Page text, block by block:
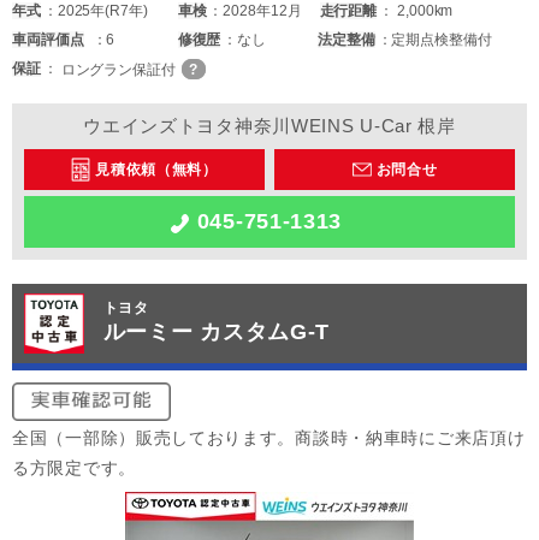
年式 2025年(R7年) 車検 2028年12月 走行距離
2,000km
車両評価点 6 修復歴 なし 法定整備
定期点検整備付
保証
ロングラン保証付
ウエインズトヨタ神奈川WEINS U-Car 根岸
見積依頼（無料） お問合せ
045-751-1313
トヨタ
ルーミー カスタムG-T
全国（一部除）販売しております。商談時・納車時にご来店頂け
る方限定です。